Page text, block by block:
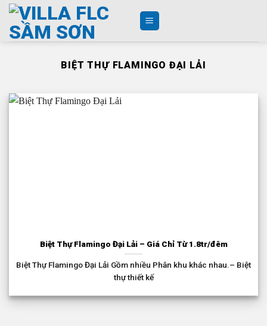
Skip
content
BIỆT THỰ FLAMINGO ĐẠI LẢI
Biệt Thự Flamingo Đại Lải – Giá Chỉ Từ 1.8tr/đêm
Biệt Thự Flamingo Đại Lải Gồm nhiều Phân khu khác nhau.– Biệt
thự thiết kế